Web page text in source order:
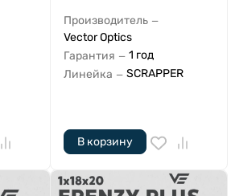
Производитель —
Vector Optics
Гарантия — 1 год
Линейка — SCRAPPER
В корзину